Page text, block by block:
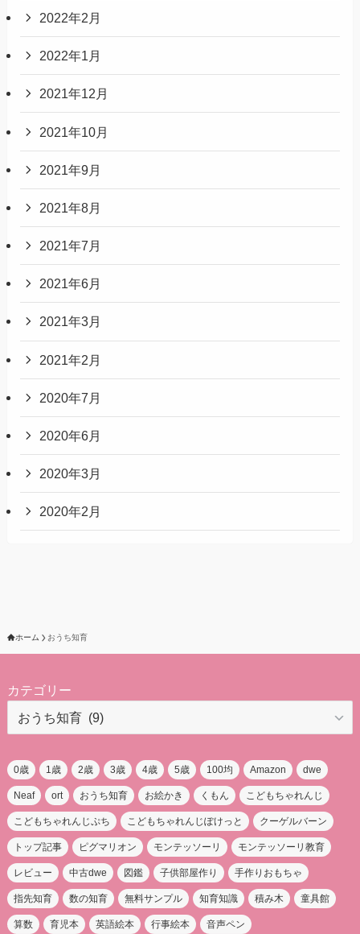
2022年2月
2022年1月
2021年12月
2021年10月
2021年9月
2021年8月
2021年7月
2021年6月
2021年3月
2021年2月
2020年7月
2020年6月
2020年3月
2020年2月
ホーム おうち知育
カテゴリー
0歳 1歳 2歳 3歳 4歳 5歳 100均 Amazon dwe
Neaf ort おうち知育 お絵かき くもん こどもちゃれんじ
こどもちゃれんじぷち こどもちゃれんじぽけっと クーゲルバーン
トップ記事 ピグマリオン モンテッソーリ モンテッソーリ教育
レビュー 中古dwe 図鑑 子供部屋作り 手作りおもちゃ
指先知育 数の知育 無料サンプル 知育知識 積み木 童具館
算数 育児本 英語絵本 行事絵本 音声ペン